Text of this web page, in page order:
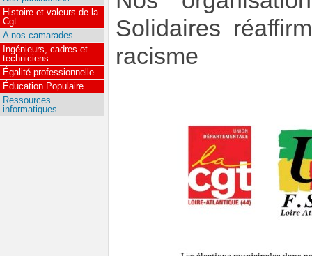
Solidaires
racisme
Histoire et valeurs de la
Cgt
A nos camarades
Ingénieurs, cadres et
techniciens
Égalité professionnelle
Éducation Populaire
Ressources
informatiques